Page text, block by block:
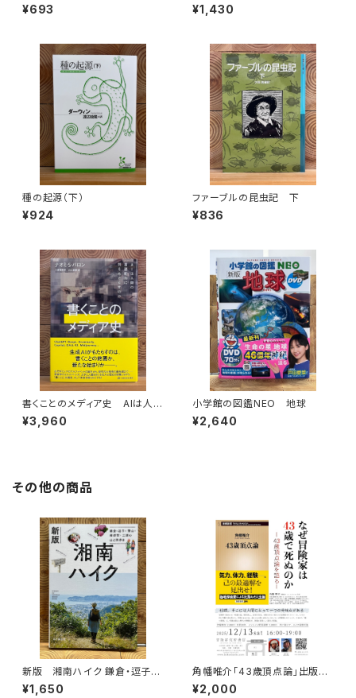
¥693 めての気象学
¥1,430
種の起源（下）
¥924
ファーブルの昆虫記 下
¥836
書くことのメディア史 AIは人間
の言語能力に何をもたらすのか
¥3,960
小学館の図鑑NEO 地球
¥2,640
その他の商品
新版 湘南ハイク 鎌倉・逗子・
葉山・横須賀・三浦の山と海歩き
¥1,650
角幡唯介「43歳頂点論」出版記
念トークイベント録画視聴権
¥2,000